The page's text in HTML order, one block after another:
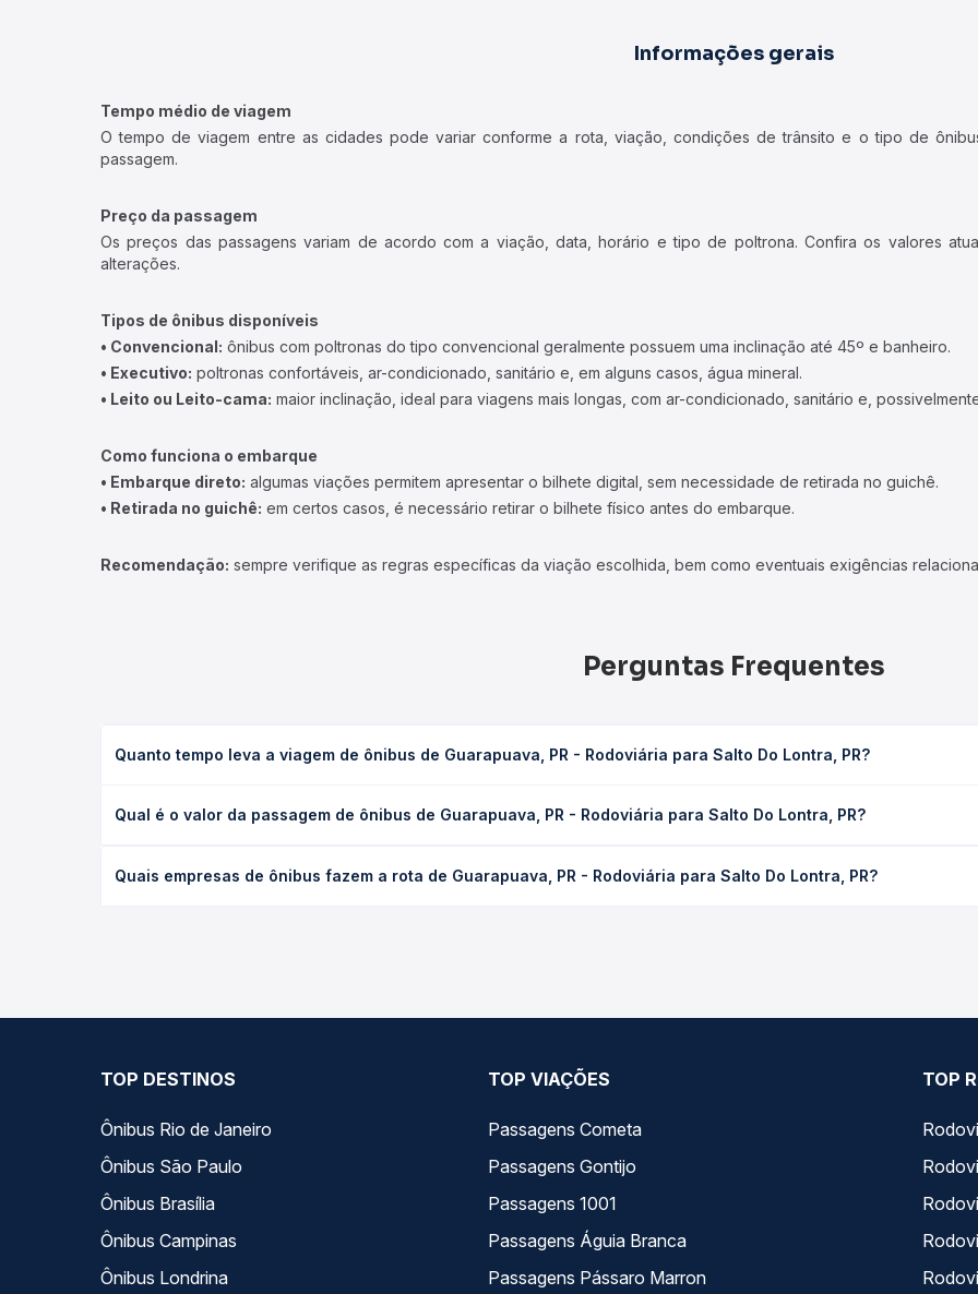
Informações gerais
Tempo médio de viagem
O tempo de viagem entre as cidades pode variar conforme a rota, viação, condições de trânsito e o tipo de
passagem.
Preço da passagem
Os preços das passagens variam de acordo com a viação, data, horário e tipo de poltrona. Confira os valores
alterações.
Tipos de ônibus disponíveis
• Convencional: ônibus com poltronas do tipo convencional geralmente possuem uma inclinação até 45º e banheiro.
• Executivo: poltronas confortáveis, ar-condicionado, sanitário e, em alguns casos, água mineral.
• Leito ou Leito-cama: maior inclinação, ideal para viagens mais longas, com ar-condicionado, sanitário e,
Como funciona o embarque
• Embarque direto: algumas viações permitem apresentar o bilhete digital, sem necessidade de retirada no guichê.
• Retirada no guichê: em certos casos, é necessário retirar o bilhete físico antes do embarque.
Recomendação: sempre verifique as regras específicas da viação escolhida, bem como eventuais exigências
Perguntas Frequentes
Quanto tempo leva a viagem de ônibus de Guarapuava, PR - Rodoviária para Salto Do Lontra, PR?
executivo ou leito) e as condições de tráfego. Na Quero Passagem você consulta os horários disponíveis e vê a
Qual é o valor da passagem de ônibus de Guarapuava, PR - Rodoviária para Salto Do Lontra, PR?
de poltrona e a antecedência da compra. Na Quero Passagem você compara os preços de todas as viações em
Quais empresas de ônibus fazem a rota de Guarapuava, PR - Rodoviária para Salto Do Lontra, PR?
TOP DESTINOS
Ônibus Rio de Janeiro
Ônibus São Paulo
Ônibus Brasília
Ônibus Campinas
Ônibus Londrina
TOP VIAÇÕES
Passagens Cometa
Passagens Gontijo
Passagens 1001
Passagens Águia Branca
Passagens Pássaro Marron
TOP